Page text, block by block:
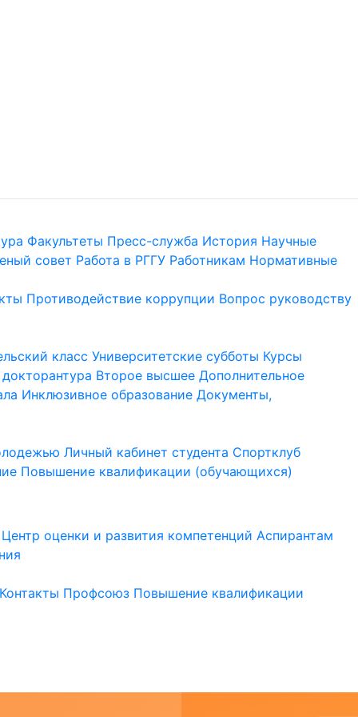
Факультеты Пресс-служба История Научные
совет Работа в РГГУ Работникам Нормативные
Противодействие коррупции Вопрос руководству
класс Университетские субботы Курсы
Второе высшее Дополнительное
Инклюзивное образование Документы,
Личный кабинет студента Спортклуб
Повышение квалификации (обучающихся)
Центр оценки и развития компетенций Аспирантам
Контакты Профсоюз Повышение квалификации